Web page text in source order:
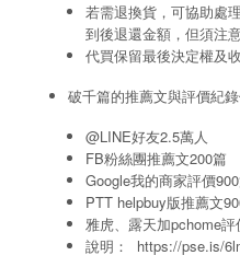
若需退換貨，可協助處
到後退還金額，但須注
代買保留最後決定權及收
破千篇的推薦文與評價紀
@LINE好友2.5萬人
FB粉絲團推薦文200篇
Google我的商家評價
PTT helpbuy版推薦文
雅虎、露天加pchome評
說明： https://pse.is/